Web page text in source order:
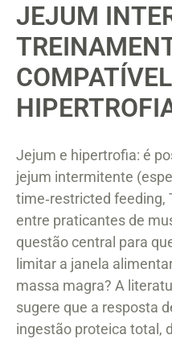
JEJUM
Jejum e hipertrofia: é
jejum intermitente
time‑restricted feeding,
entre praticantes de
questão central para
limitar a janela
massa magra? A
sugere que a resposta
ingestão proteica total,